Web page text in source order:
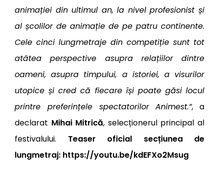
animației din ultimul an, la nivel profesionist și
al școlilor de animație de pe patru continente.
Cele cinci lungmetraje din competiție sunt tot
atâtea perspective asupra relațiilor dintre
oameni, asupra timpului, a istoriei, a visurilor
utopice și cred că fiecare își poate găsi locul
printre preferințele spectatorilor Animest.”, a
declarat Mihai Mitrică, selecționerul principal al
festivalului. Teaser oficial secțiunea de
lungmetraj: https://youtu.be/kdEFXo2Msug